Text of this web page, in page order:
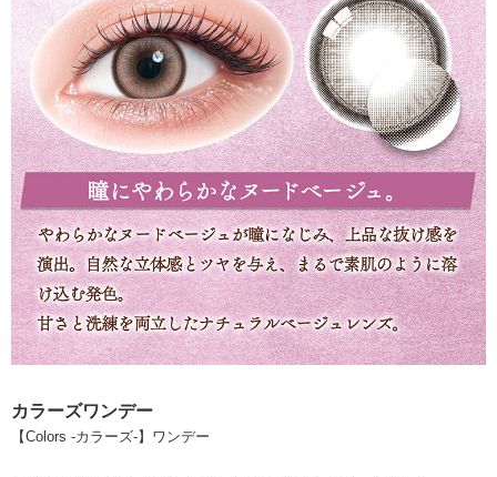
カラーズワンデー
【Colors -カラーズ-】ワンデー